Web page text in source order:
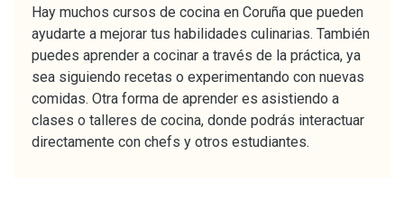
Hay muchos cursos de cocina en Coruña que pueden
ayudarte a mejorar tus habilidades culinarias. También
puedes aprender a cocinar a través de la práctica, ya
sea siguiendo recetas o experimentando con nuevas
comidas. Otra forma de aprender es asistiendo a
clases o talleres de cocina, donde podrás interactuar
directamente con chefs y otros estudiantes.